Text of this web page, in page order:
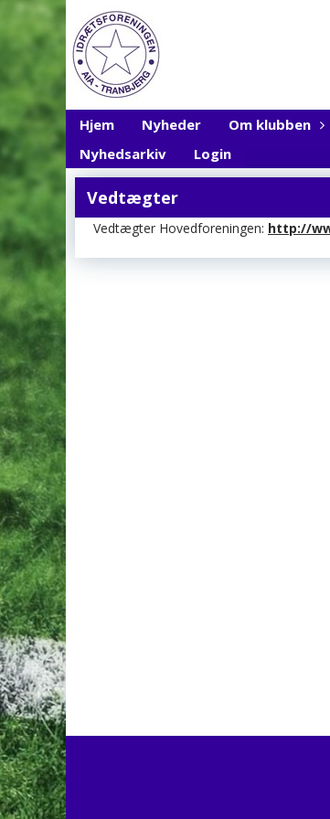
Hjem Nyheder Om klubben
Nyhedsarkiv
Login
Vedtægter
Vedtægter Hovedforeningen: http://